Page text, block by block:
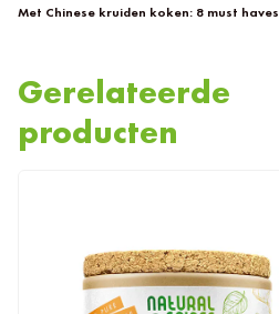
Met Chinese kruiden koken: 8 must haves
Gerelateerde
producten